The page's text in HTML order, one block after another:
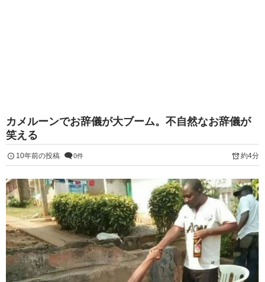
カメルーンでお辞儀が大ブーム。不自然なお辞儀が
笑える
10年前の投稿 0件 約4分